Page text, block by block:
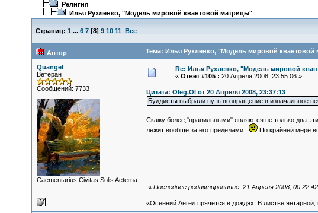
Религия
Илья Рухленко, "Модель мировой квантовой матрицы"
Страниц: 1 ... 6 7[8] 9 10 11 Все
Автор Тема: Илья Рухленко, "Модель мировой квантовой
Quangel
Ветеран
Сообщений: 7733
Сaementarius Civitas Solis Aeterna
Re: Илья Рухленко, "Модель мировой
« Ответ #105 : 20 Апреля 2008, 23:55:06 »
Цитата: Oleg.Ol от 20 Апреля 2008, 23:37:13
Буддисты выбрали путь возвращение в изначальное
Скажу более,"правильными" являются не только два
лежит вообще за его пределами.
По крайней мере
« Последнее редактирование: 21 Апреля 2008,
«Осенний Ангел прячется в дождях. В листве янтарной,